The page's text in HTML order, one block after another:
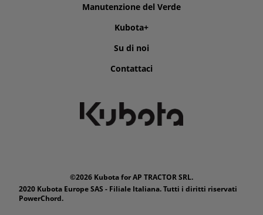
Manutenzione del Verde
Kubota+
Su di noi
Contattaci
©2026 Kubota for AP TRACTOR SRL.
2020 Kubota Europe SAS - Filiale Italiana. Tutti i diritti riservati
PowerChord.